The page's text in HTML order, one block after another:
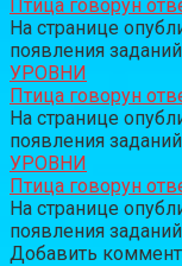
Птица говорун
На странице
появления
УРОВНИ
Птица говорун
На странице
появления
УРОВНИ
Птица говорун
На странице
появления
Добавить